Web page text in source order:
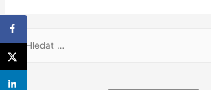
y
h